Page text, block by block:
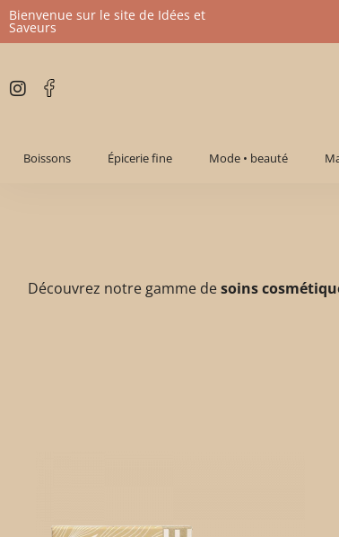
Aller
contenu
Bienvenue sur le site de Idées et
Saveurs
Boissons Épicerie fine Mode • beauté
Découvrez notre gamme desoins